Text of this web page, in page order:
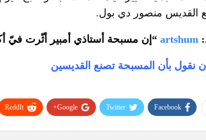
القديس منصور دي بول.
artshum “إن مسبحة أستاذي أمبير أثّرت فيّ
نقول بأن المسبحة تصنع القديسين
Facebook
Twitter
Google+
ReddIt